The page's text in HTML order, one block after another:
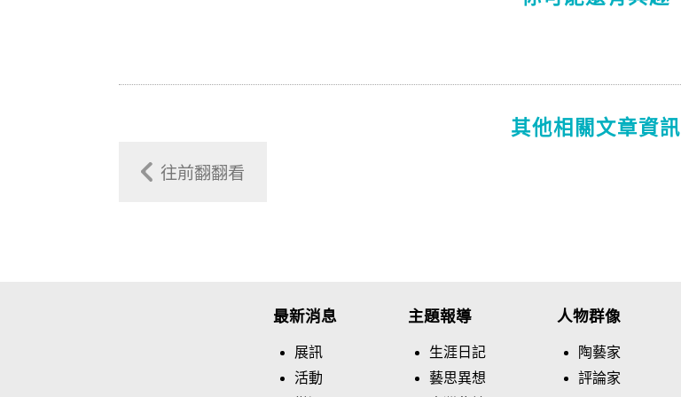
往前翻翻看
其他相關文章資訊
最新消息
展訊
活動
主題報導
生涯日記
藝思異想
人物群像
陶藝家
評論家